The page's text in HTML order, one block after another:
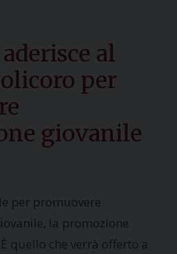
al
per
giovanile
per promuovere
la promozione
quello che verrà offerto a